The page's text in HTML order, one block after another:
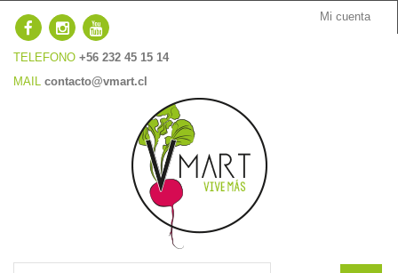
Mi cuenta
TELEFONO +56 232 45 15 14
MAIL contacto@vmart.cl